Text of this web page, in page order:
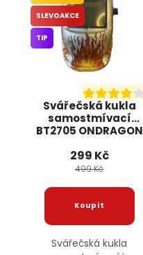
Svářečská kukla
samostmívací
BT2705 ONDRAGON
SLEVOAKCE
TIP
299 Kč
499 Kč
Svářečská kukla